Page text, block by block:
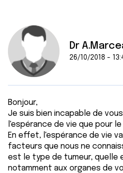
Dr
26/10/2018 -
Bonjour,
Je suis bien incapable de
l'espérance de vie que pour
En effet, l'espérance de vie
facteurs que nous ne
est le type de tumeur, quelle
notamment aux organes de